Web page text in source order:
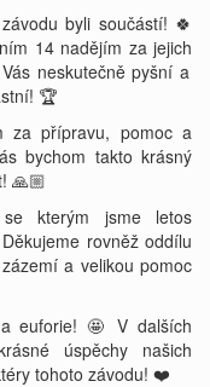
byli součástí! 🍀
14 nadějím za jejich
neskutečně pyšní a
🏆
za přípravu, pomoc a
bychom takto krásný
🙏🏼
se kterým jsme letos
rovněž oddílu
a velikou pomoc
euforie! 🤩 V dalších
úspěchy našich
tohoto závodu! ❤️